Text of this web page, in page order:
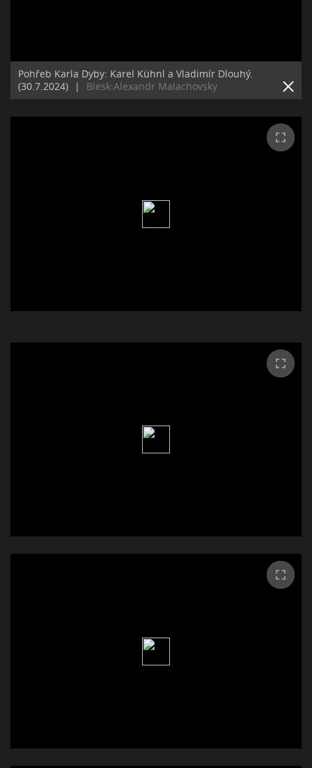
Pohřeb Karla Dyby: Karel Kühnl a Vladimír Dlouhý.
(30.7.2024)
| Blesk:Alexandr Malachovsky